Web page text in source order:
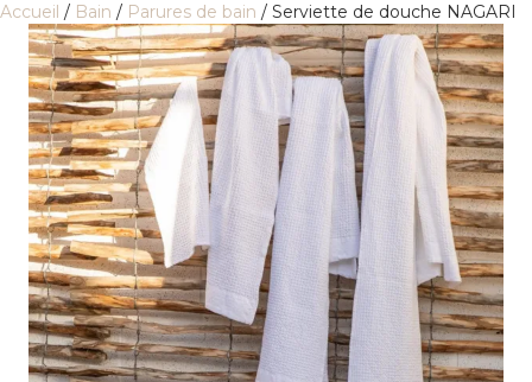
Accueil / Bain / Parures de bain / Serviette de douche NAGARI